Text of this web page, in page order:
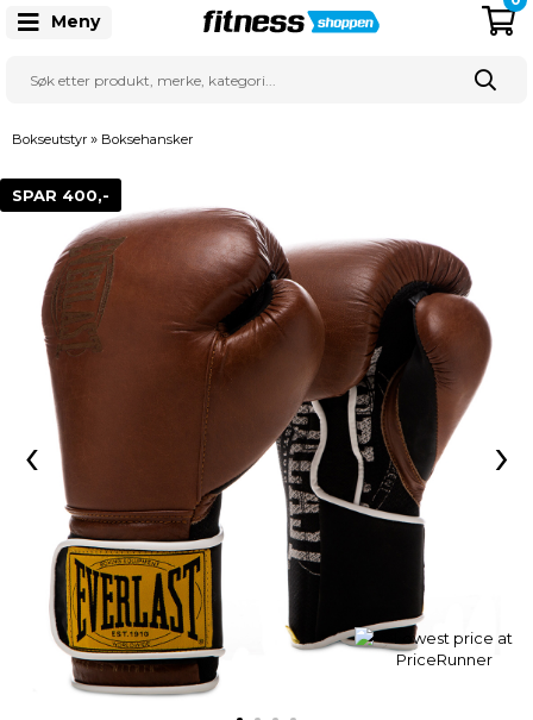
Meny
Bokseutstyr » Boksehansker
SPAR 400,-
‹ ›